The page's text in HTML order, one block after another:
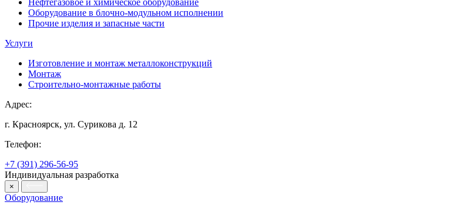
Нефтегазовое и химическое оборудование
Оборудование в блочно-модульном исполнении
Прочие изделия и запасные части
Услуги
Изготовление и монтаж металлоконструкций
Монтаж
Строительно-монтажные работы
Адрес:
г. Красноярск, ул. Сурикова д. 12
Телефон:
+7 (391) 296-56-95
Индивидуальная разработка
×
Оборудование